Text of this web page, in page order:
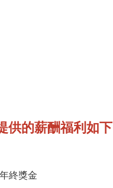
供的薪酬福利如下
終獎金